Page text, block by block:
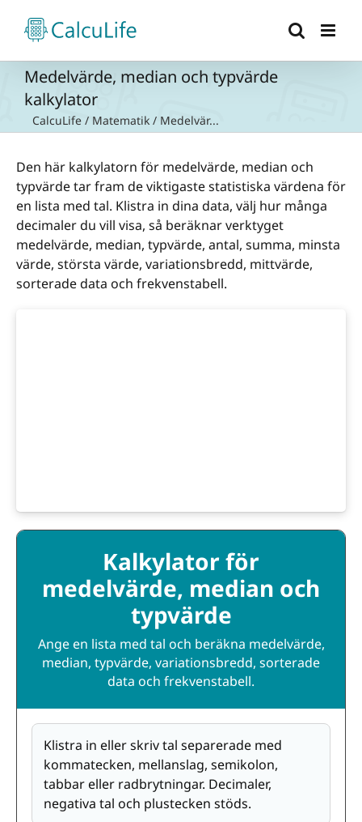
innehållet
Medelvärde, median och typvärde
kalkylator
CalcuLife / Matematik / Medelvär...
Den här kalkylatorn för medelvärde, median och
typvärde tar fram de viktigaste statistiska värdena för
en lista med tal. Klistra in dina data, välj hur många
decimaler du vill visa, så beräknar verktyget
medelvärde, median, typvärde, antal, summa, minsta
värde, största värde, variationsbredd, mittvärde,
sorterade data och frekvenstabell.
Kalkylator för
medelvärde, median och
typvärde
Ange en lista med tal och beräkna medelvärde,
median, typvärde, variationsbredd, sorterade
data och frekvenstabell.
Klistra in eller skriv tal separerade med
kommatecken, mellanslag, semikolon,
tabbar eller radbrytningar. Decimaler,
negativa tal och plustecken stöds.